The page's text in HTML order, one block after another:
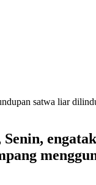
satwa liar